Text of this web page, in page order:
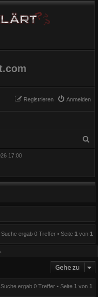
Anmelden
Registrieren
17:00
Suche ergab 0 Treffer • Seite 1von 1
Gehe zu
Suche ergab 0 Treffer • Seite 1 von 1